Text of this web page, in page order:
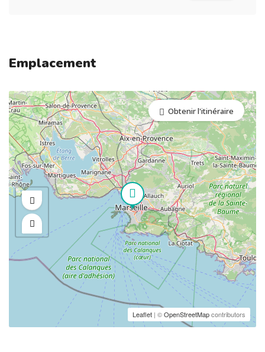
Emplacement
Leaflet | ©OpenStreetMapcontributors
Obtenir l'itinéraire